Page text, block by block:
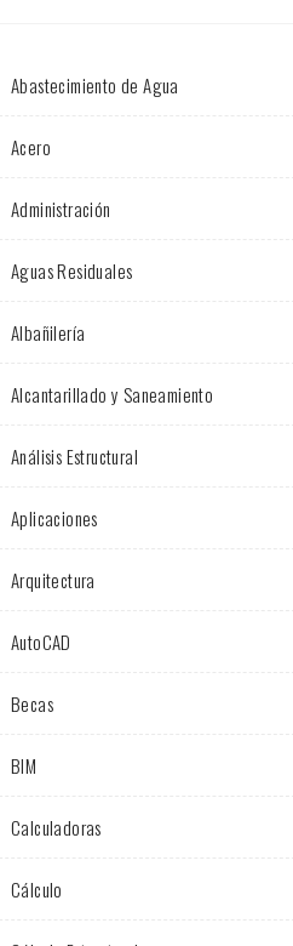
Abastecimiento de Agua
Acero
Administración
Aguas Residuales
Albañilería
Alcantarillado y Saneamiento
Análisis Estructural
Aplicaciones
Arquitectura
AutoCAD
Becas
BIM
Calculadoras
Cálculo